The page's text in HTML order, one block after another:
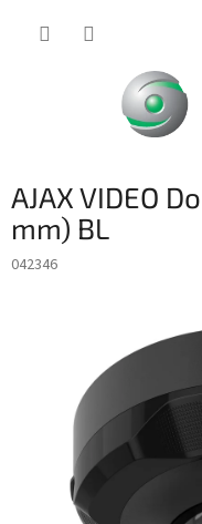
AJAX VIDEO
mm) BL
042346